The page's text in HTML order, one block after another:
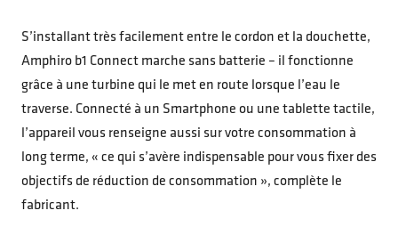
S’installant très facilement entre le cordon et la douchette,
Amphiro b1 Connect marche sans batterie – il fonctionne
grâce à une turbine qui le met en route lorsque l’eau le
traverse. Connecté à un Smartphone ou une tablette tactile,
l’appareil vous renseigne aussi sur votre consommation à
long terme, « ce qui s’avère indispensable pour vous fixer des
objectifs de réduction de consommation », complète le
fabricant.